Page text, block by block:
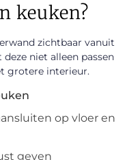
keuken?
zichtbaar vanuit
niet alleen passen
grotere interieur.
op vloer en
geven